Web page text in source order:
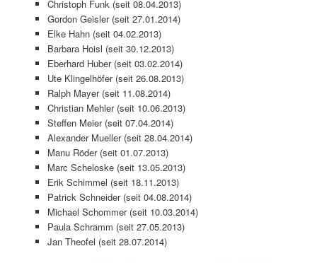
Christoph Funk (seit 08.04.2013)
Gordon Geisler (seit 27.01.2014)
Elke Hahn (seit 04.02.2013)
Barbara Hoisl (seit 30.12.2013)
Eberhard Huber (seit 03.02.2014)
Ute Klingelhöfer (seit 26.08.2013)
Ralph Mayer (seit 11.08.2014)
Christian Mehler (seit 10.06.2013)
Steffen Meier (seit 07.04.2014)
Alexander Mueller (seit 28.04.2014)
Manu Röder (seit 01.07.2013)
Marc Scheloske (seit 13.05.2013)
Erik Schimmel (seit 18.11.2013)
Patrick Schneider (seit 04.08.2014)
Michael Schommer (seit 10.03.2014)
Paula Schramm (seit 27.05.2013)
Jan Theofel (seit 28.07.2014)